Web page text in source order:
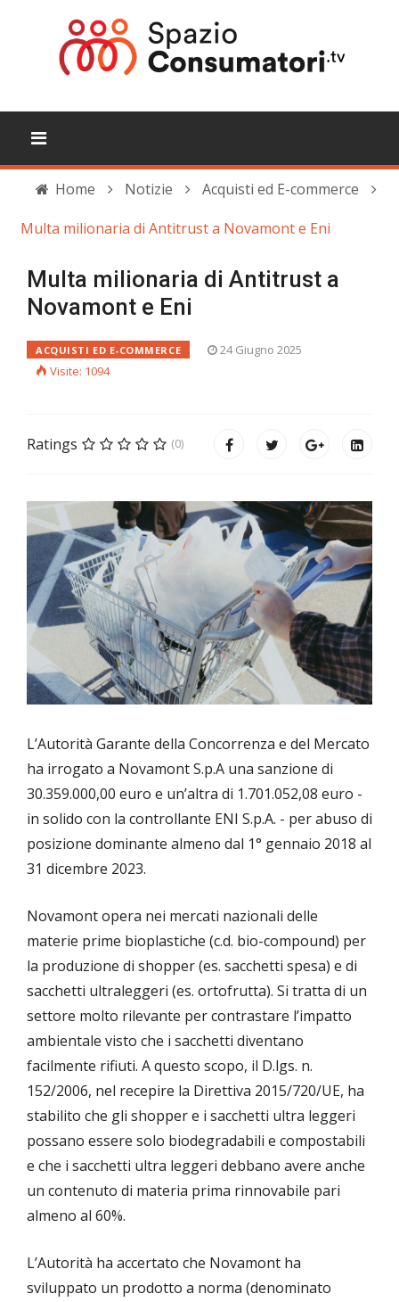
Home Notizie
Acquisti ed E-commerce
Multa milionaria di Antitrust a Novamont e Eni
Multa milionaria di Antitrust a
Novamont e Eni
ACQUISTI ED E-COMMERCE
24 Giugno 2025
Visite: 1094
Ratings (0)
L’Autorità Garante della Concorrenza e del Mercato
ha irrogato a Novamont S.p.A una sanzione di
30.359.000,00 euro e un’altra di 1.701.052,08 euro -
in solido con la controllante ENI S.p.A. - per abuso di
posizione dominante almeno dal 1° gennaio 2018 al
31 dicembre 2023.
Novamont opera nei mercati nazionali delle
materie prime bioplastiche (c.d. bio-compound) per
la produzione di shopper (es. sacchetti spesa) e di
sacchetti ultraleggeri (es. ortofrutta). Si tratta di un
settore molto rilevante per contrastare l’impatto
ambientale visto che i sacchetti diventano
facilmente rifiuti. A questo scopo, il D.lgs. n.
152/2006, nel recepire la Direttiva 2015/720/UE, ha
stabilito che gli shopper e i sacchetti ultra leggeri
possano essere solo biodegradabili e compostabili
e che i sacchetti ultra leggeri debbano avere anche
un contenuto di materia prima rinnovabile pari
almeno al 60%.
L’Autorità ha accertato che Novamont ha
sviluppato un prodotto a norma (denominato